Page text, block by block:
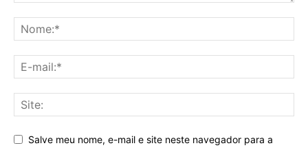
Salve meu nome, e-mail e site neste navegador para a